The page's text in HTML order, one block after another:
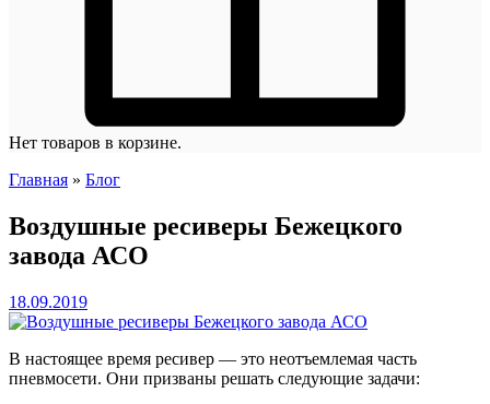
Нет товаров в корзине.
Главная » Блог
Воздушные ресиверы Бежецкого
завода АСО
18.09.2019
В настоящее время ресивер — это неотъемлемая часть
пневмосети. Они призваны решать следующие задачи: